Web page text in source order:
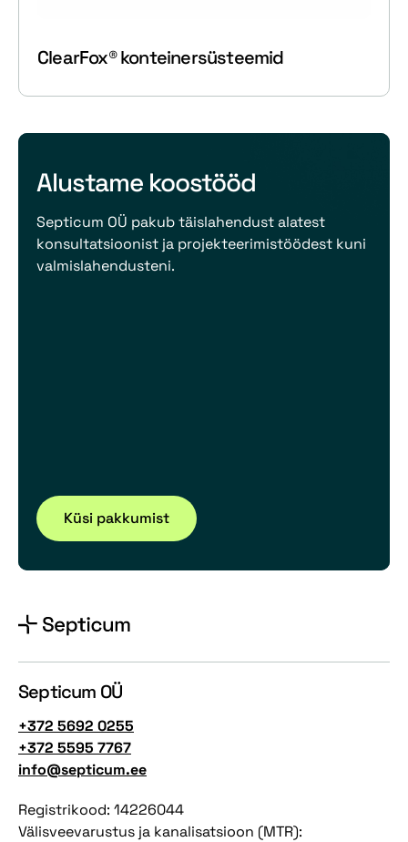
ClearFox® konteinersüsteemid
Alustame koostööd
Septicum OÜ pakub täislahendust alatest
konsultatsioonist ja projekteerimistöödest kuni
valmislahendusteni.
Küsi pakkumist
Septicum OÜ
+372 5692 0255
+372 5595 7767
info@septicum.ee
Registrikood: 14226044
Välisveevarustus ja kanalisatsioon (MTR):